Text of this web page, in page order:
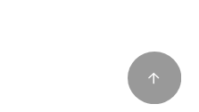
の改善、企画、研究お